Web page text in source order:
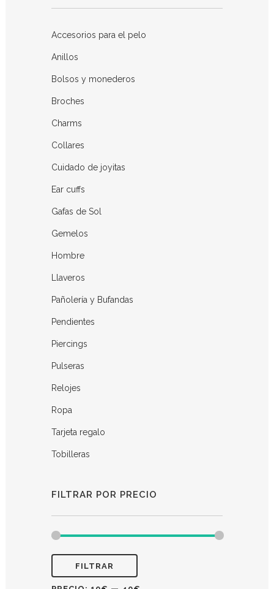
Accesorios para el pelo
Anillos
Bolsos y monederos
Broches
Charms
Collares
Cuidado de joyitas
Ear cuffs
Gafas de Sol
Gemelos
Hombre
Llaveros
Pañolería y Bufandas
Pendientes
Piercings
Pulseras
Relojes
Ropa
Tarjeta regalo
Tobilleras
FILTRAR POR PRECIO
FILTRAR